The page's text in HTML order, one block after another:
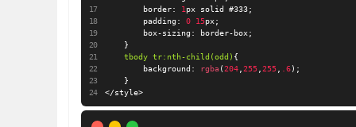
border: 1 px solid #333;
padding : 0 15px;
box-sizing : border-box;
}
tbody tr:nth-child(odd) {
background : rgba(204 255 255 .6) ;
}
</style>